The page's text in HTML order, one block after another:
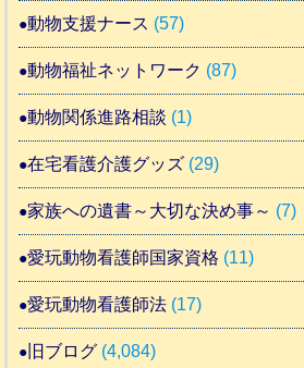
動物支援ナース (57)
動物福祉ネットワーク (87)
動物関係進路相談 (1)
在宅看護介護グッズ (29)
家族への遺書～大切な決め事～ (7)
愛玩動物看護師国家資格 (11)
愛玩動物看護師法 (17)
旧ブログ (4,084)